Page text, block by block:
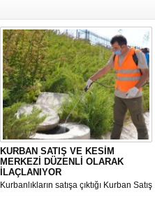
KURBAN SATIŞ VE KESİM
MERKEZİ DÜZENLİ OLARAK
İLAÇLANIYOR
Kurbanlıkların satışa çıktığı Kurban Satış